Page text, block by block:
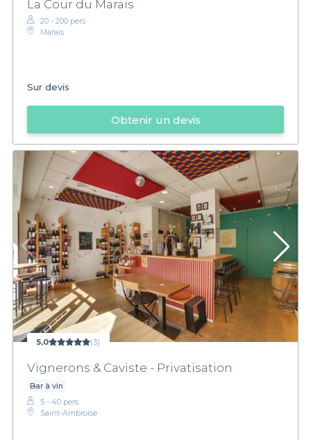
La Cour du Marais
20 - 200 pers.
Marais
Sur devis
Obtenir un devis
5,0 (3)
Vignerons & Caviste - Privatisation
Bar à vin
5 - 40 pers.
Saint-Ambroise